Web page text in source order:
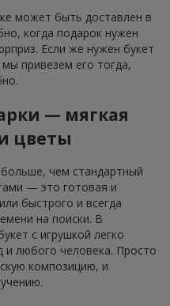
может быть доставлен в
когда подарок нужен
Если же нужен букет
привезем его тогда,
— мягкая
цветы
чем стандартный
— это готовая и
быстрого и всегда
на поиски. В
с игрушкой легко
любого человека. Просто
композицию, и